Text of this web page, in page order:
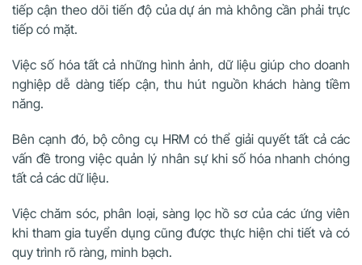
tiếp cận theo dõi tiến độ của dự án mà không cần phải trực
tiếp có mặt.
Việc số hóa tất cả những hình ảnh, dữ liệu giúp cho doanh
nghiệp dễ dàng tiếp cận, thu hút nguồn khách hàng tiềm
năng.
Bên cạnh đó, bộ công cụ HRM có thể giải quyết tất cả các
vấn đề trong việc quản lý nhân sự khi số hóa nhanh chóng
tất cả các dữ liệu.
Việc chăm sóc, phân loại, sàng lọc hồ sơ của các ứng viên
khi tham gia tuyển dụng cũng được thực hiện chi tiết và có
quy trình rõ ràng, minh bạch.